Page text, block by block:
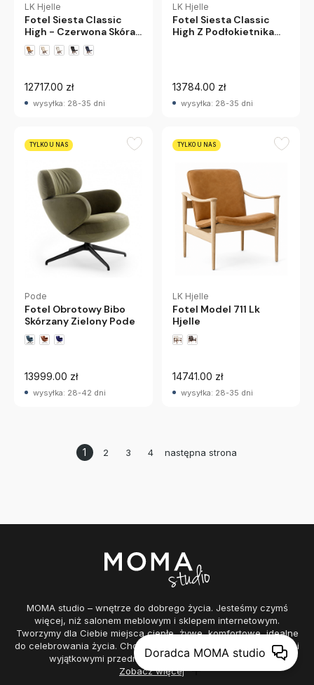
LK Hjelle
Fotel Siesta Classic
High - Czerwona Skóra,
Przydymiony Dąb Lk
Hjelle
12717.00 zł
wysyłka: 28-35 dni
LK Hjelle
Fotel Siesta Classic
High Z Podłokietnikami
13784.00 zł
wysyłka: 28-35 dni
TYLKO U NAS
Pode
Fotel Obrotowy Bibo
Skórzany Zielony Pode
13999.00 zł
wysyłka: 28-42 dni
TYLKO U NAS
LK Hjelle
Fotel Model 711 Lk
Hjelle
14741.00 zł
wysyłka: 28-35 dni
1 2 3 4 następna strona
MOMA studio – wnętrze do dobrego życia. Jesteśmy czymś
więcej, niż salonem meblowym i sklepem internetowym.
Tworzymy dla Ciebie miejsca ciepłe, żywe, komfortowe, idealne
do celebrowania życia. Chcemy wypełniać je pięknymi meblami i
wyjątkowymi przedmiotami, które posłużą na lata.
Zobacz więcej
Doradca MOMA studio